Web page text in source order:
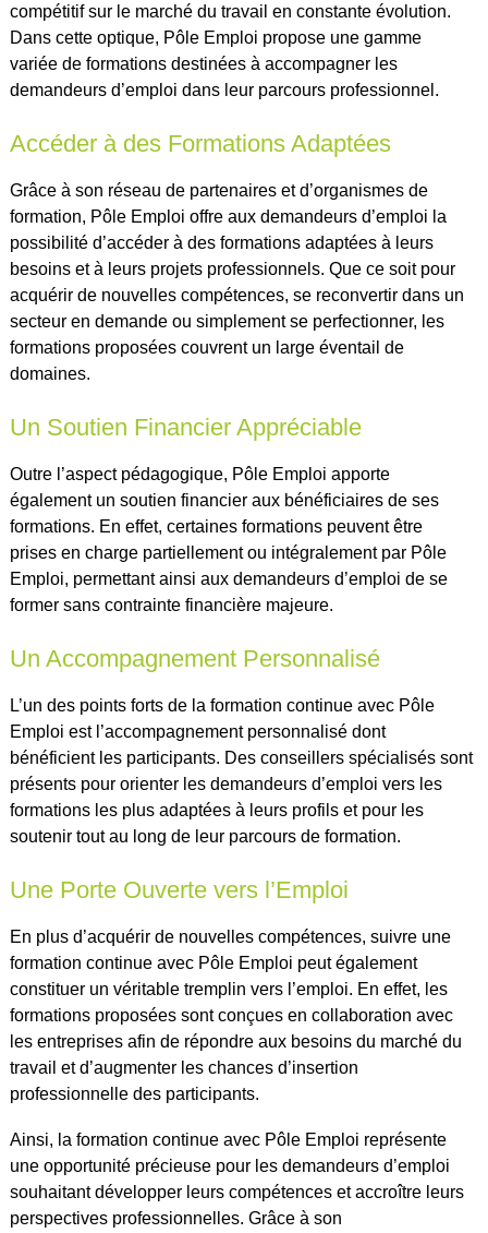
compétitif sur le marché du travail en constante évolution.
Dans cette optique, Pôle Emploi propose une gamme
variée de formations destinées à accompagner les
demandeurs d’emploi dans leur parcours professionnel.
Accéder à des Formations Adaptées
Grâce à son réseau de partenaires et d’organismes de
formation, Pôle Emploi offre aux demandeurs d’emploi la
possibilité d’accéder à des formations adaptées à leurs
besoins et à leurs projets professionnels. Que ce soit pour
acquérir de nouvelles compétences, se reconvertir dans un
secteur en demande ou simplement se perfectionner, les
formations proposées couvrent un large éventail de
domaines.
Un Soutien Financier Appréciable
Outre l’aspect pédagogique, Pôle Emploi apporte
également un soutien financier aux bénéficiaires de ses
formations. En effet, certaines formations peuvent être
prises en charge partiellement ou intégralement par Pôle
Emploi, permettant ainsi aux demandeurs d’emploi de se
former sans contrainte financière majeure.
Un Accompagnement Personnalisé
L’un des points forts de la formation continue avec Pôle
Emploi est l’accompagnement personnalisé dont
bénéficient les participants. Des conseillers spécialisés sont
présents pour orienter les demandeurs d’emploi vers les
formations les plus adaptées à leurs profils et pour les
soutenir tout au long de leur parcours de formation.
Une Porte Ouverte vers l’Emploi
En plus d’acquérir de nouvelles compétences, suivre une
formation continue avec Pôle Emploi peut également
constituer un véritable tremplin vers l’emploi. En effet, les
formations proposées sont conçues en collaboration avec
les entreprises afin de répondre aux besoins du marché du
travail et d’augmenter les chances d’insertion
professionnelle des participants.
Ainsi, la formation continue avec Pôle Emploi représente
une opportunité précieuse pour les demandeurs d’emploi
souhaitant développer leurs compétences et accroître leurs
perspectives professionnelles. Grâce à son